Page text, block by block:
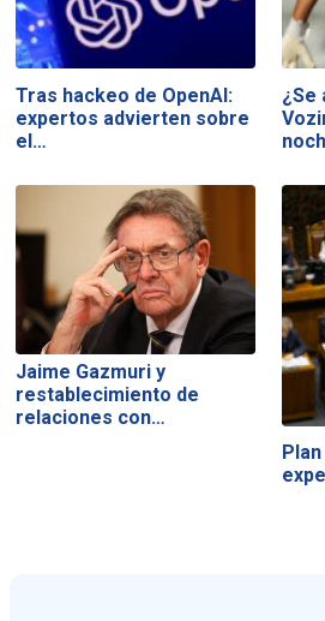
Tras hackeo de OpenAI:
expertos advierten sobre
el…
¿Se
Jaime Gazmuri y
restablecimiento de
relaciones con…